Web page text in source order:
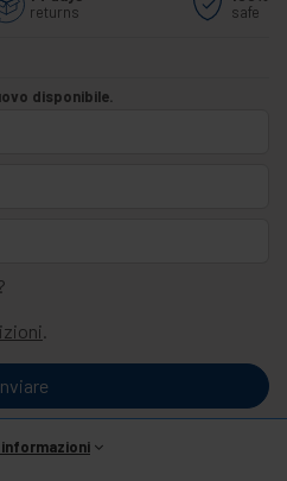
returns
safe
disponibile.
.